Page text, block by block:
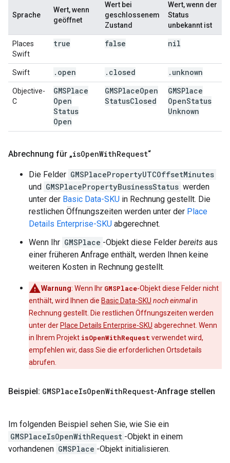
Sprache
Wert, wenn
geöffnet
Wert bei
geschlossenem
Zustand
Wert, wenn der
Status
unbekannt ist
Places
Swift
true false nil
Swift . open . closed . unknown
Objective-
C
GMSPlace
Open
Status
Open
GMSPlaceOpen
StatusClosed
GMSPlace
OpenStatus
Unknown
Abrechnung für „isOpenWithRequest“
Die Felder GMSPlacePropertyUTCOffsetMinutes
und GMSPlacePropertyBusinessStatus werden
unter der Basic Data-SKU in Rechnung gestellt. Die
restlichen Öffnungszeiten werden unter der Place
Details Enterprise-SKU abgerechnet.
Wenn Ihr GMSPlace -Objekt diese Felder bereits aus
einer früheren Anfrage enthält, werden Ihnen keine
weiteren Kosten in Rechnung gestellt.
Warnung: Wenn Ihr GMSPlace-Objekt diese Felder nicht
enthält, wird Ihnen die Basic Data-SKU noch einmalin
Rechnung gestellt. Die restlichen Öffnungszeiten werden
unter der Place Details Enterprise-SKU abgerechnet. Wenn
in Ihrem Projekt isOpenWithRequest verwendet wird,
empfehlen wir, dass Sie die erforderlichen Ortsdetails
abrufen.
Beispiel: GMSPlaceIsOpenWithRequest-Anfrage stellen
Im folgenden Beispiel sehen Sie, wie Sie ein
GMSPlaceIsOpenWithRequest -Objekt in einem
vorhandenen GMSPlace -Objekt initialisieren.